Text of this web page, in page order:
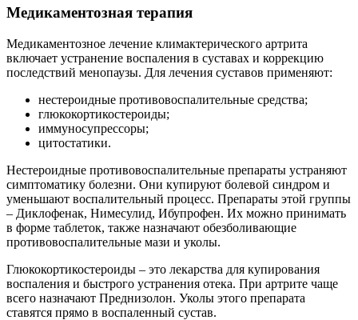
Медикаментозная терапия
Медикаментозное лечение климактерического артрита
включает устранение воспаления в суставах и коррекцию
последствий менопаузы. Для лечения суставов применяют:
нестероидные противовоспалительные средства;
глюкокортикостероиды;
иммуносупрессоры;
цитостатики.
Нестероидные противовоспалительные препараты устраняют
симптоматику болезни. Они купируют болевой синдром и
уменьшают воспалительный процесс. Препараты этой группы
– Диклофенак, Нимесулид, Ибупрофен. Их можно принимать
в форме таблеток, также назначают обезболивающие
противовоспалительные мази и уколы.
Глюкокортикостероиды – это лекарства для купирования
воспаления и быстрого устранения отека. При артрите чаще
всего назначают Преднизолон. Уколы этого препарата
ставятся прямо в воспаленный сустав.